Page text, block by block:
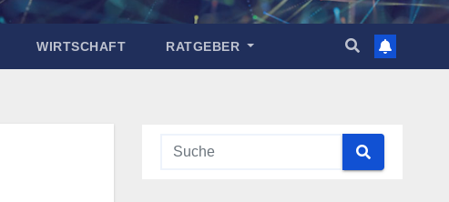
WIRTSCHAFT RATGEBER